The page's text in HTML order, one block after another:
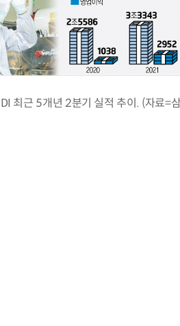
최근 5개년 2분기 실적 추이. (자료=